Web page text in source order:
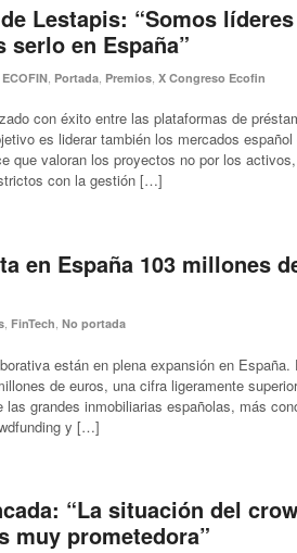
Lestapis: “Somos
serlo en España”
Portada Premios X Congreso Ecofin
con éxito entre las plataformas de
es liderar también los mercados
que valoran los proyectos no por los
con la gestión […]
en España 103 millones
FinTech No portada
están en plena expansión en
de euros, una cifra ligeramente
grandes inmobiliarias españolas, más
y […]
“La situación del
muy prometedora”